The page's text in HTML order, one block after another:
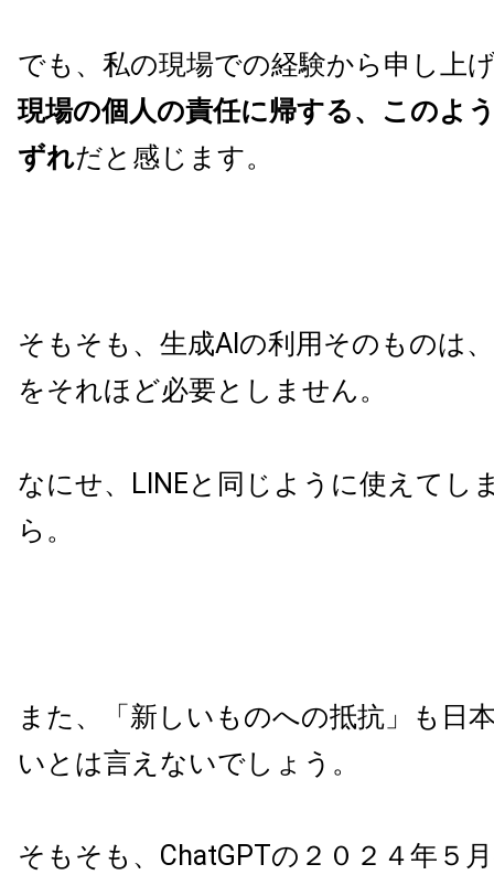
でも、私の現場での経験から申し上
現場の個人の責任に帰する、このよ
ずれだと感じます。
そもそも、生成AIの利用そのものは
をそれほど必要としません。
なにせ、LINEと同じように使えてし
ら。
また、「新しいものへの抵抗」も日
いとは言えないでしょう。
そもそも、ChatGPTの２０２４年５